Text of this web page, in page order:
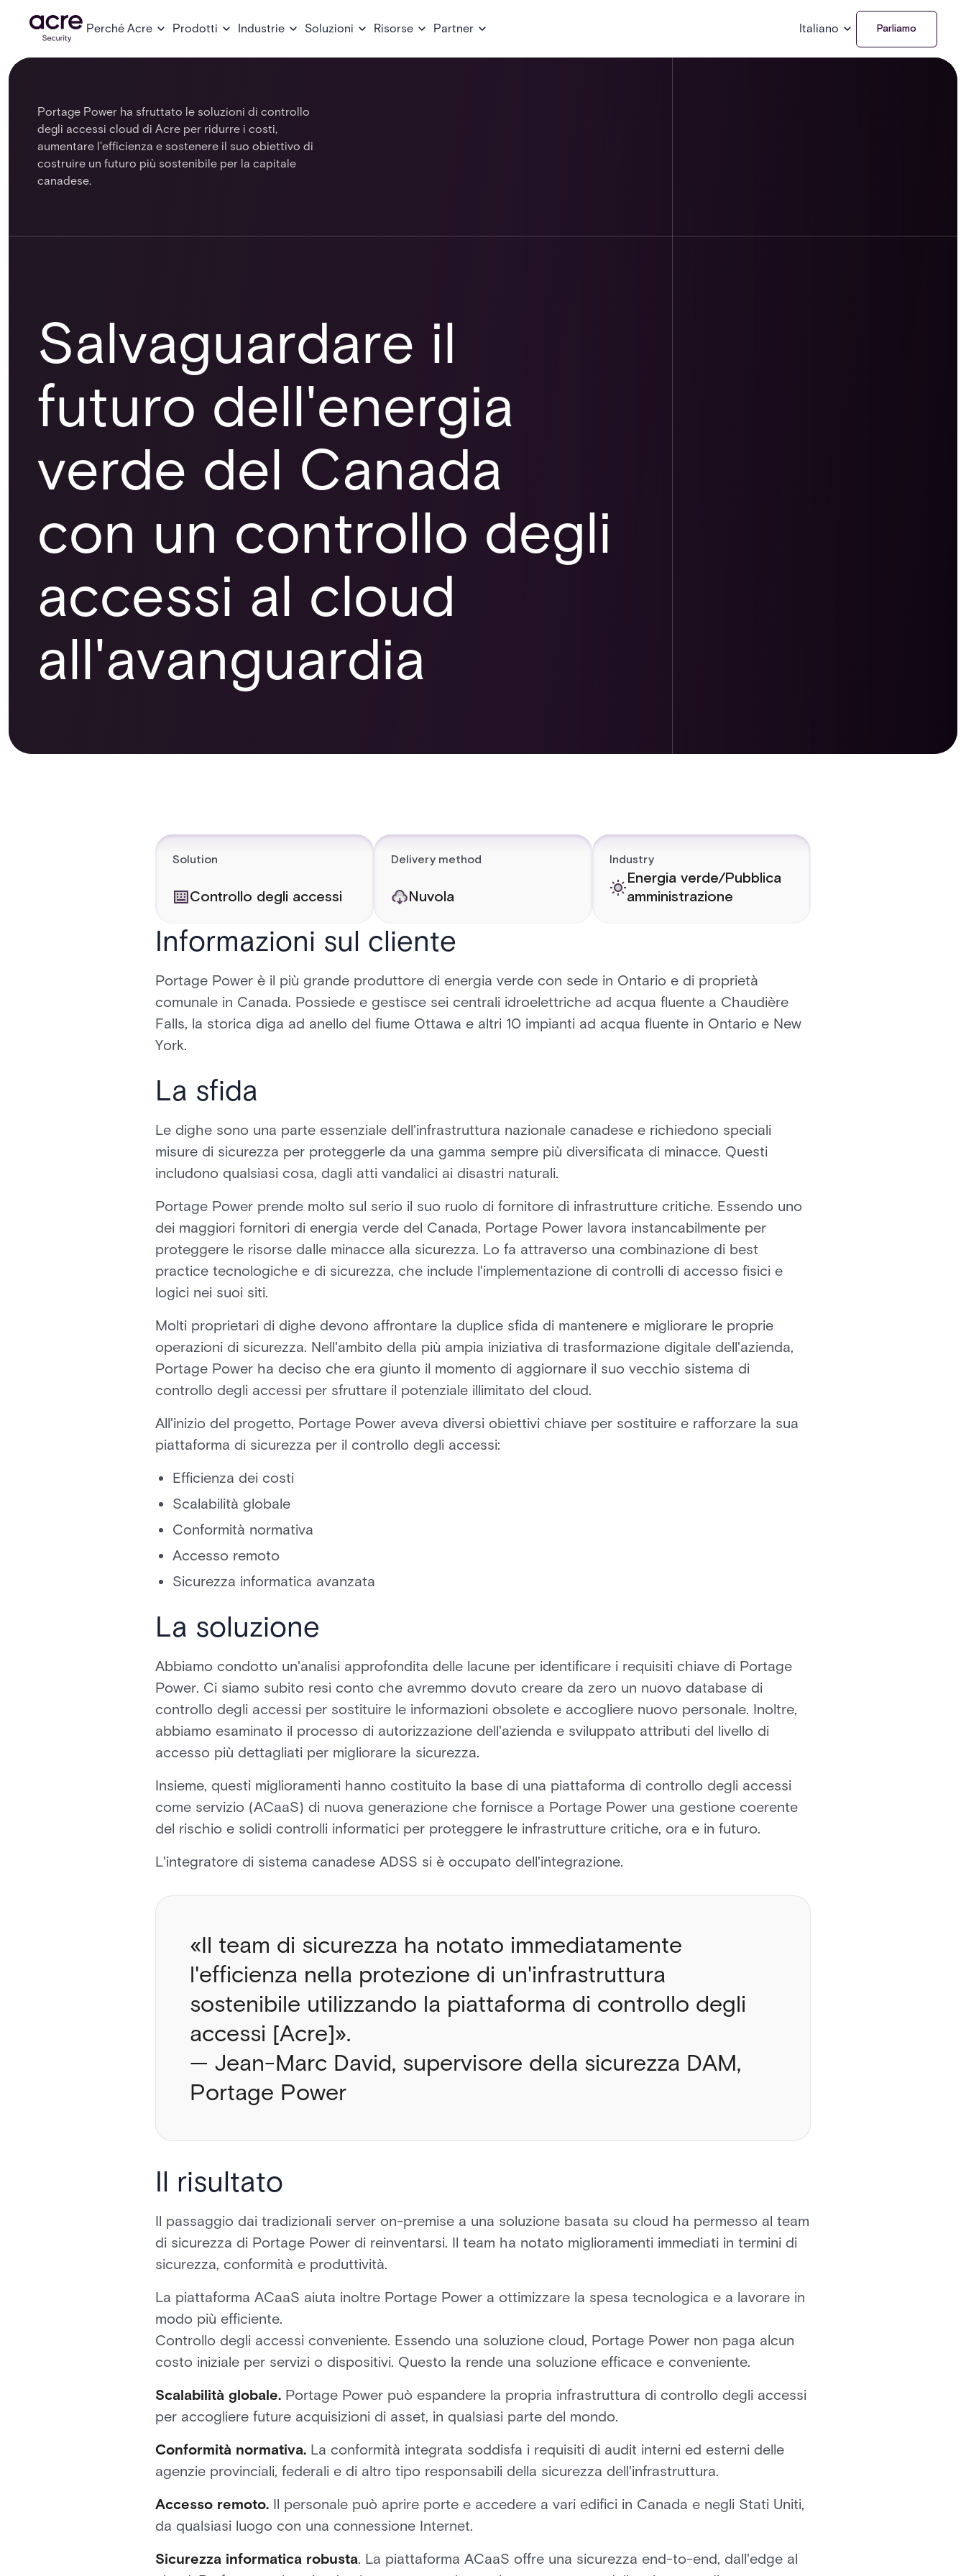
Perché Acre Prodotti Industrie Soluzioni Risorse Partner Italiano Parliamo
Salvaguardare il
futuro dell'energia
verde del Canada
con un controllo degli
accessi al cloud
all'avanguardia
Portage Power ha sfruttato le soluzioni di controllo
degli accessi cloud di Acre per ridurre i costi,
aumentare l'efficienza e sostenere il suo obiettivo di
costruire un futuro più sostenibile per la capitale
canadese.
Solution
Controllo degli accessi
Delivery method
Nuvola
Industry
Energia verde/Pubblica
amministrazione
Informazioni sul cliente
Portage Power è il più grande produttore di energia verde con sede in Ontario e di proprietà
comunale in Canada. Possiede e gestisce sei centrali idroelettriche ad acqua fluente a Chaudière
Falls, la storica diga ad anello del fiume Ottawa e altri 10 impianti ad acqua fluente in Ontario e New
York.
La sfida
Le dighe sono una parte essenziale dell'infrastruttura nazionale canadese e richiedono speciali
misure di sicurezza per proteggerle da una gamma sempre più diversificata di minacce. Questi
includono qualsiasi cosa, dagli atti vandalici ai disastri naturali.
Portage Power prende molto sul serio il suo ruolo di fornitore di infrastrutture critiche. Essendo uno
dei maggiori fornitori di energia verde del Canada, Portage Power lavora instancabilmente per
proteggere le risorse dalle minacce alla sicurezza. Lo fa attraverso una combinazione di best
practice tecnologiche e di sicurezza, che include l'implementazione di controlli di accesso fisici e
logici nei suoi siti.
Molti proprietari di dighe devono affrontare la duplice sfida di mantenere e migliorare le proprie
operazioni di sicurezza. Nell'ambito della più ampia iniziativa di trasformazione digitale dell'azienda,
Portage Power ha deciso che era giunto il momento di aggiornare il suo vecchio sistema di
controllo degli accessi per sfruttare il potenziale illimitato del cloud.
All'inizio del progetto, Portage Power aveva diversi obiettivi chiave per sostituire e rafforzare la sua
piattaforma di sicurezza per il controllo degli accessi:
Efficienza dei costi
Scalabilità globale
Conformità normativa
Accesso remoto
Sicurezza informatica avanzata
La soluzione
Abbiamo condotto un'analisi approfondita delle lacune per identificare i requisiti chiave di Portage
Power. Ci siamo subito resi conto che avremmo dovuto creare da zero un nuovo database di
controllo degli accessi per sostituire le informazioni obsolete e accogliere nuovo personale. Inoltre,
abbiamo esaminato il processo di autorizzazione dell'azienda e sviluppato attributi del livello di
accesso più dettagliati per migliorare la sicurezza.
Insieme, questi miglioramenti hanno costituito la base di una piattaforma di controllo degli accessi
come servizio (ACaaS) di nuova generazione che fornisce a Portage Power una gestione coerente
del rischio e solidi controlli informatici per proteggere le infrastrutture critiche, ora e in futuro.
L'integratore di sistema canadese ADSS si è occupato dell'integrazione.
«Il team di sicurezza ha notato immediatamente
l'efficienza nella protezione di un'infrastruttura
sostenibile utilizzando la piattaforma di controllo degli
accessi [Acre]».
— Jean-Marc David, supervisore della sicurezza DAM,
Portage Power
Il risultato
Il passaggio dai tradizionali server on-premise a una soluzione basata su cloud ha permesso al team
di sicurezza di Portage Power di reinventarsi. Il team ha notato miglioramenti immediati in termini di
sicurezza, conformità e produttività.
La piattaforma ACaaS aiuta inoltre Portage Power a ottimizzare la spesa tecnologica e a lavorare in
modo più efficiente.
Controllo degli accessi conveniente. Essendo una soluzione cloud, Portage Power non paga alcun
costo iniziale per servizi o dispositivi. Questo la rende una soluzione efficace e conveniente.
Scalabilità globale. Portage Power può espandere la propria infrastruttura di controllo degli accessi
per accogliere future acquisizioni di asset, in qualsiasi parte del mondo.
Conformità normativa. La conformità integrata soddisfa i requisiti di audit interni ed esterni delle
agenzie provinciali, federali e di altro tipo responsabili della sicurezza dell'infrastruttura.
Accesso remoto. Il personale può aprire porte e accedere a vari edifici in Canada e negli Stati Uniti,
da qualsiasi luogo con una connessione Internet.
Sicurezza informatica robusta. La piattaforma ACaaS offre una sicurezza end-to-end, dall'edge al